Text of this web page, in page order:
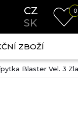
CZ
SK
0
ZBOŽÍ
Blaster Vel. 3